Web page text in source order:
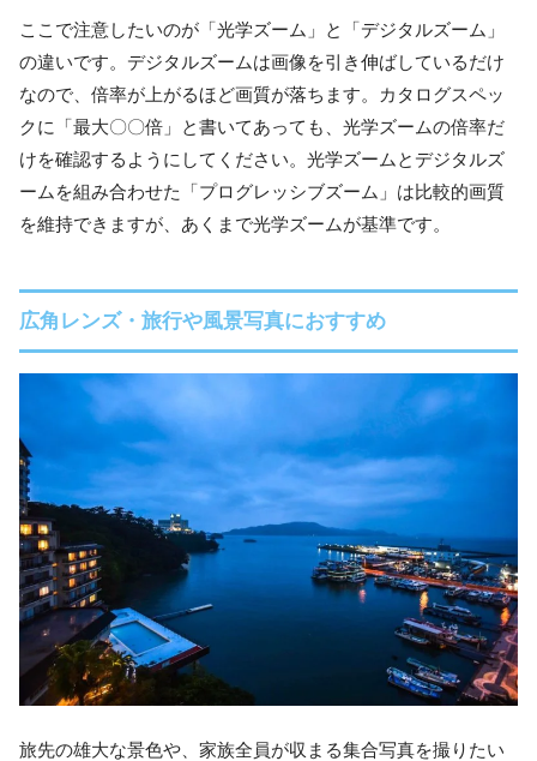
ここで注意したいのが「光学ズーム」と「デジタルズーム」
の違いです。デジタルズームは画像を引き伸ばしているだけ
なので、倍率が上がるほど画質が落ちます。カタログスペッ
クに「最大〇〇倍」と書いてあっても、光学ズームの倍率だ
けを確認するようにしてください。光学ズームとデジタルズ
ームを組み合わせた「プログレッシブズーム」は比較的画質
を維持できますが、あくまで光学ズームが基準です。
広角レンズ・旅行や風景写真におすすめ
旅先の雄大な景色や、家族全員が収まる集合写真を撮りたい